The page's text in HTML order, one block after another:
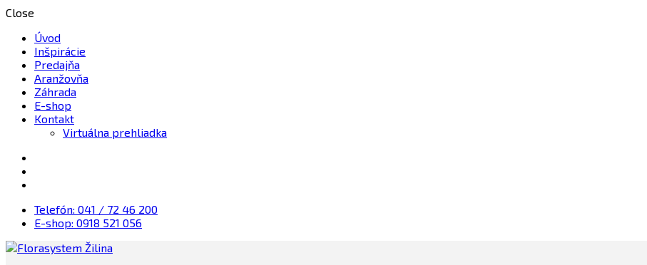
Close
Úvod
Inšpirácie
Predajňa
Aranžovňa
Záhrada
E-shop
Kontakt
Virtuálna prehliadka
Telefón: 041 / 72 46 200
E-shop: 0918 521 056